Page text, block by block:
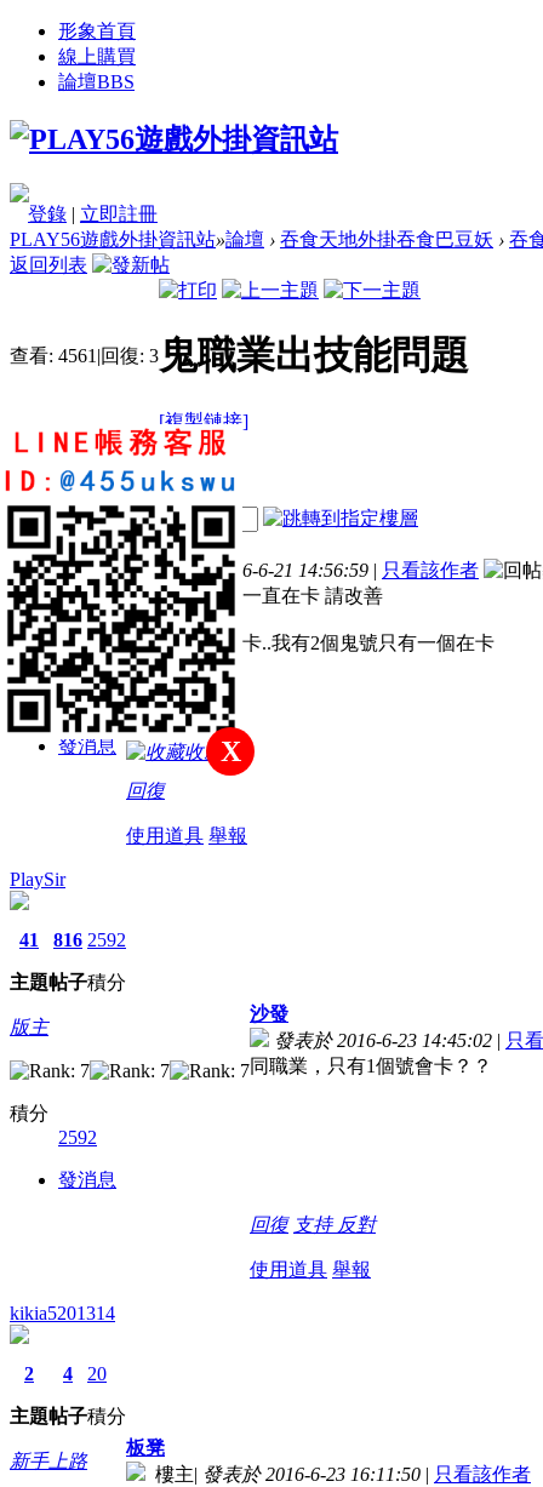
形象首頁
線上購買
論壇BBS
登錄 | 立即註冊
PLAY56遊戲外掛資訊站»論壇 › 吞食天地外掛吞食巴豆妖 › 吞
返回列表
查看: 4561 |回復: 3鬼職業出技能問題
[複製鏈接]
kikia5201314
2
主題
4
帖子
20
積分
新手上路
積分
20
發消息
電梯直達
樓主
發表於 2016-6-21 14:56:59 | 只看該作者
鬼職出不了技一直在卡 請改善
只有一個號在卡..我有2個鬼號只有一個在卡
收藏
回復
使用道具 舉報
PlaySir
41
主題
816
帖子
2592
積分
版主
積分
2592
發消息
沙發
發表於 2016-6-23 14:45:02 | 只
同職業，只有1個號會卡？？
回復 支持 反對
使用道具 舉報
kikia5201314
2
主題
4
帖子
20
積分
新手上路
板凳
樓主| 發表於 2016-6-23 16:11:50 | 只看該作者
X